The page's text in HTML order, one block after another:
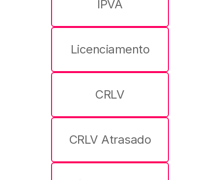
IPVA
Licenciamento
CRLV
CRLV Atrasado